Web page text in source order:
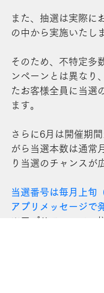
また、抽選は実際に
の中から実施いたし
そのため、不特定多
ンペーンとは異なり
たお客様全員に当選
ます。
さらに6月は開催期
がら当選本数は通常
り当選のチャンスが
当選番号は毎月上旬
アプリメッセージで
※アプリフォロワー